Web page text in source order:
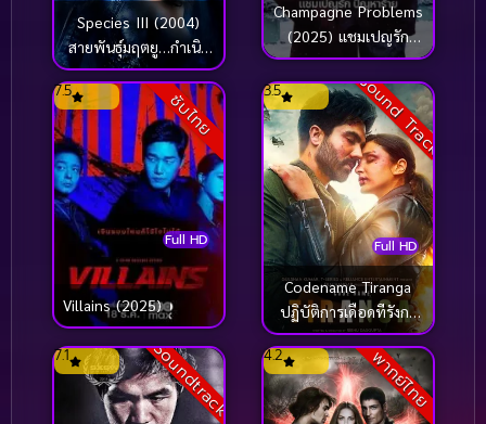
Species III (2004)
สายพันธุ์มฤตยู…กำเนิด
ใหม่พันธุ์นรก
Champagne Problems
(2025) แชมเปญรัก
ปัญหาร้าย
ซับไทย
Full HD
7.5
Villains (2025)
Sound Track
Full HD
3.5
Codename Tiranga
ปฏิบัติการเดือดทีรังกา
(2022)
Soundtrack
7.1 พากย์ไทย
4.2